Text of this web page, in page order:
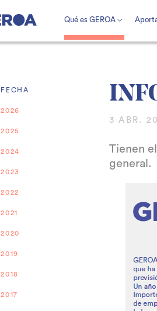
Qué es GEROA
FECHA
2026
2025
2024
2023
2022
2021
2020
2019
2018
2017
3 ABR.
Tienen el
general.